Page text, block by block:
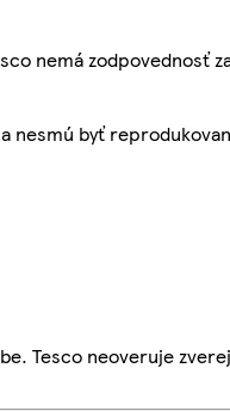
nemá zodpovednosť
byť
Tesco neoveruje